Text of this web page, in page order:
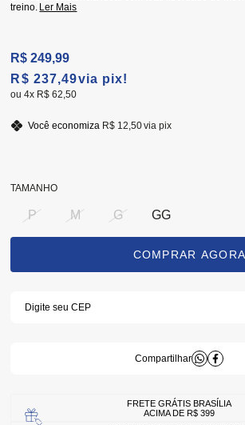
treino. Ler Mais
R$ 237,49via pix!
R$ 249,99
4x R$ 62,50
Você economiza R$ 12,50via pix
TAMANHO
P M G GG
FRETE GRÁTIS BRASÍLIA
ACIMA DE R$ 399